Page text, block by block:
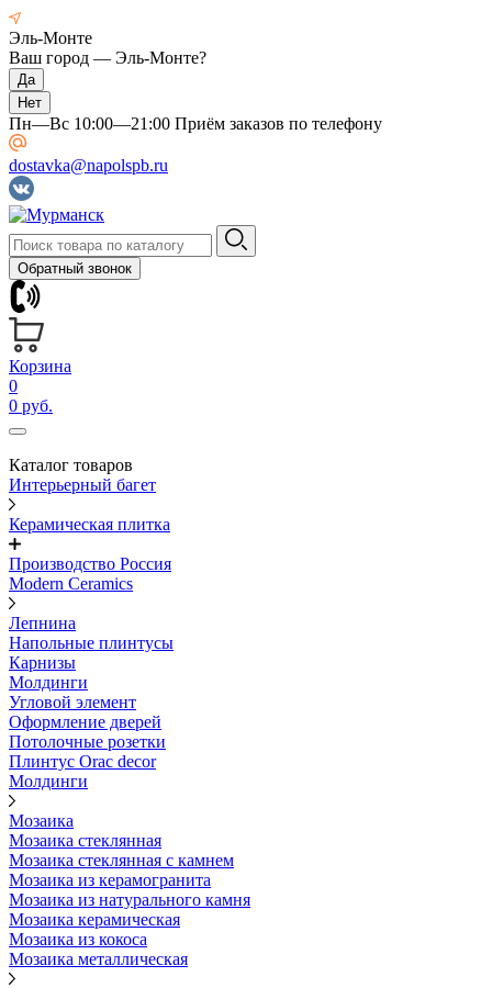
Эль-Монте
Ваш город — Эль-Монте?
Пн—Вс 10:00—21:00 Приём заказов по телефону
dostavka@napolspb.ru
Обратный звонок
Корзина
0
0 руб.
Каталог товаров
Интерьерный багет
Керамическая плитка
Производство Россия
Modern Ceramics
Лепнина
Напольные плинтусы
Карнизы
Молдинги
Угловой элемент
Оформление дверей
Потолочные розетки
Плинтус Orac decor
Молдинги
Мозаика
Мозаика стеклянная
Мозаика стеклянная с камнем
Мозаика из керамогранита
Мозаика из натурального камня
Мозаика керамическая
Мозаика из кокоса
Мозаика металлическая